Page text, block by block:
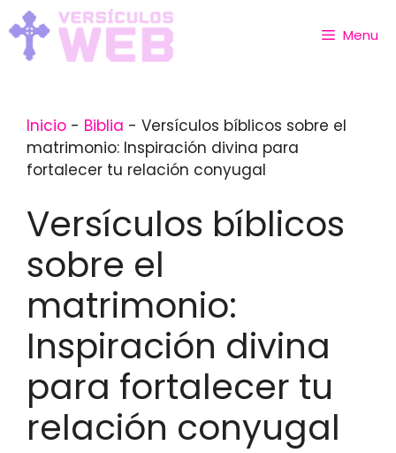
Skip
to
content
Menu
Inicio - Biblia - Versículos bíblicos sobre el
matrimonio: Inspiración divina para
fortalecer tu relación conyugal
Versículos bíblicos
sobre el
matrimonio:
Inspiración divina
para fortalecer tu
relación conyugal